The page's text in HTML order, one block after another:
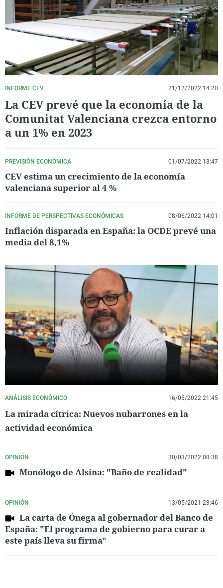
La rosa de los vientos
Gente viajera
Como el perro y el
Caso
Retornados
Equipo de
Operación Viuda
Extremadura
Galicia
La Rioja
Navarra
País Vasco
Virales
Televisión
Elecciones
INFORME CEV 21/12/2022 14:20
La CEV prevé que la economía de la
Comunitat Valenciana crezca entorno
a un 1% en 2023
PREVISIÓN ECONÓMICA 01/07/2022 13:47
CEV estima un crecimiento de la economía
valenciana superior al 4 %
INFORME DE PERSPECTIVAS ECONÓMICAS 08/06/2022 14:01
Inflación disparada en España: la OCDE prevé una
media del 8,1%
ANÁLISIS ECONÓMICO 16/05/2022 21:45
La mirada cítrica: Nuevos nubarrones en la
actividad económica
OPINIÓN 30/03/2022 08:38
Monólogo de Alsina: "Baño de realidad"
OPINIÓN 13/05/2021 23:46
La carta de Ónega al gobernador del Banco de
España: "El programa de gobierno para curar a
este país lleva su firma"